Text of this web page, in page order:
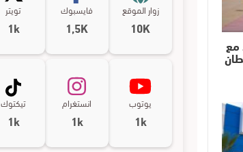
مع
زوار الموقع
10K
فايسبوك
1,5K
تويتر
1k
يوتوب
1k
انستغرام
1k
تيكتوك
1k